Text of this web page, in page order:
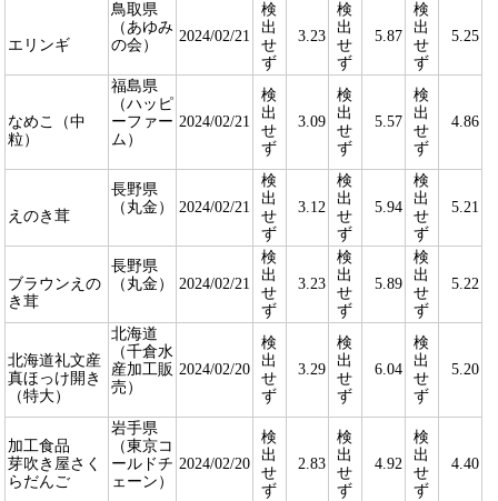
エリンギ
鳥取県
（あゆみ
の会）
2024/02/21
検
出
せ
ず
3.23
検
出
せ
ず
5.87
検
出
せ
ず
5.25
なめこ（中
粒）
福島県
（ハッピ
ーファー
ム）
2024/02/21
検
出
せ
ず
3.09
検
出
せ
ず
5.57
検
出
せ
ず
4.86
えのき茸
長野県
（丸金）
2024/02/21
検
出
せ
ず
3.12
検
出
せ
ず
5.94
検
出
せ
ず
5.21
ブラウンえの
き茸
長野県
（丸金）
2024/02/21
検
出
せ
ず
3.23
検
出
せ
ず
5.89
検
出
せ
ず
5.22
北海道礼文産
真ほっけ開き
（特大）
北海道
（千倉水
産加工販
売）
2024/02/20
検
出
せ
ず
3.29
検
出
せ
ず
6.04
検
出
せ
ず
5.20
加工食品
芽吹き屋さく
らだんご
岩手県
（東京コ
ールドチ
ェーン）
2024/02/20
検
出
せ
ず
2.83
検
出
せ
ず
4.92
検
出
せ
ず
4.40